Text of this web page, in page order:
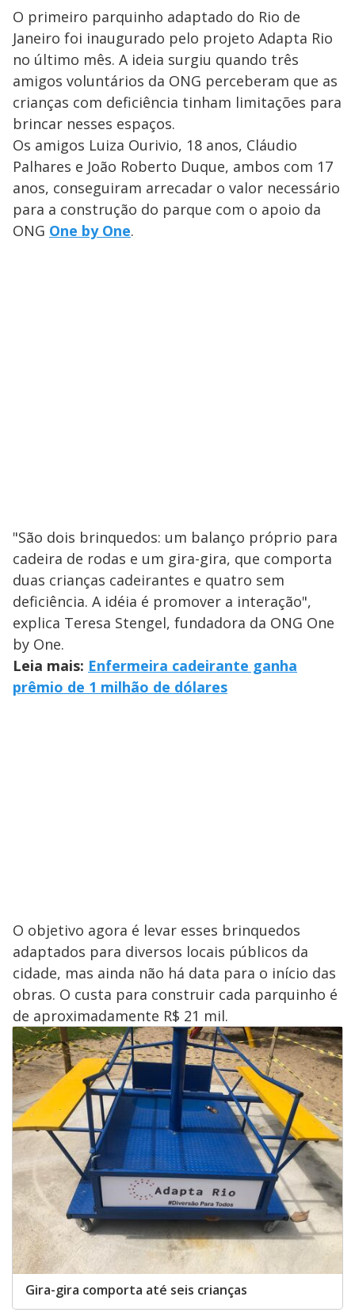
O primeiro parquinho adaptado do Rio de
Janeiro foi inaugurado pelo projeto Adapta Rio
no último mês. A ideia surgiu quando três
amigos voluntários da ONG perceberam que as
crianças com deficiência tinham limitações para
brincar nesses espaços.
Os amigos Luiza Ourivio, 18 anos, Cláudio
Palhares e João Roberto Duque, ambos com 17
anos, conseguiram arrecadar o valor necessário
para a construção do parque com o apoio da
ONG One by One.
"São dois brinquedos: um balanço próprio para
cadeira de rodas e um gira-gira, que comporta
duas crianças cadeirantes e quatro sem
deficiência. A idéia é promover a interação",
explica Teresa Stengel, fundadora da ONG One
by One.
Leia mais: Enfermeira cadeirante ganha
prêmio de 1 milhão de dólares
O objetivo agora é levar esses brinquedos
adaptados para diversos locais públicos da
cidade, mas ainda não há data para o início das
obras. O custa para construir cada parquinho é
de aproximadamente R$ 21 mil.
Gira-gira comporta até seis crianças